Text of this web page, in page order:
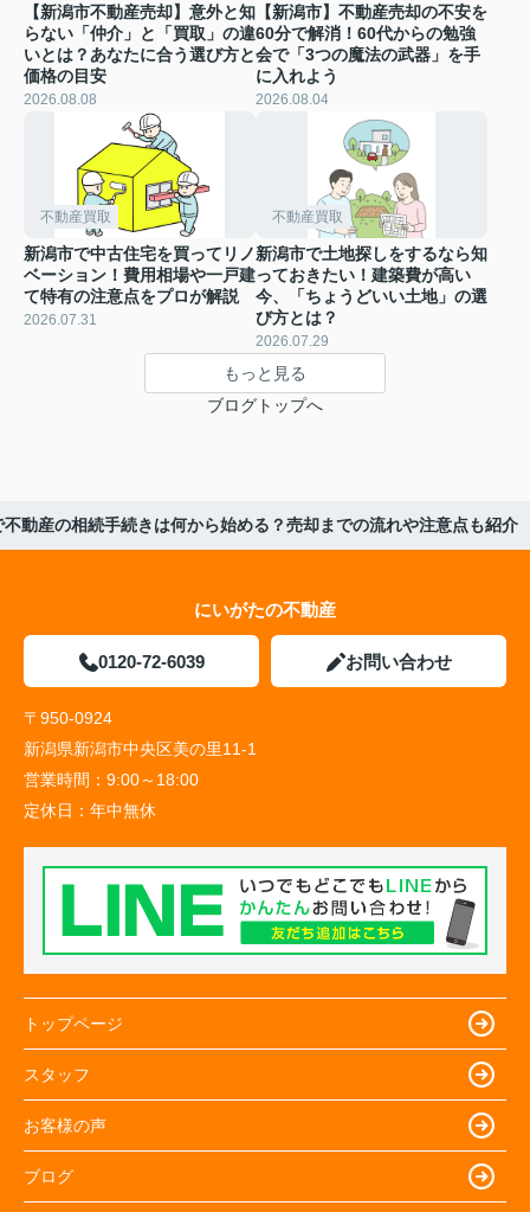
【新潟市不動産売却】意外と知
らない「仲介」と「買取」の違
いとは？あなたに合う選び方と
価格の目安
2026.08.08
【新潟市】不動産売却の不安を
60分で解消！60代からの勉強
会で「3つの魔法の武器」を手
に入れよう
2026.08.04
不動産買取
新潟市で中古住宅を買ってリノ
ベーション！費用相場や一戸建
て特有の注意点をプロが解説
2026.07.31
不動産買取
新潟市で土地探しをするなら知
っておきたい！建築費が高い
今、「ちょうどいい土地」の選
び方とは？
2026.07.29
もっと見る
ブログトップへ
不動産の相続手続きは何から始める？売却までの流れや注意点も紹介
にいがたの不動産
0120-72-6039 お問い合わせ
〒950-0924
新潟県新潟市中央区美の里11-1
営業時間： 9:00～18:00
定休日： 年中無休
トップページ
スタッフ
お客様の声
ブログ